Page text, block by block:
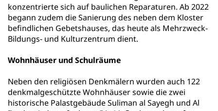
konzentrierte sich auf baulichen Reparaturen. Ab 2022
begann zudem die Sanierung des neben dem Kloster
befindlichen Gebetshauses, das heute als Mehrzweck-
Bildungs- und Kulturzentrum dient.
Wohnhäuser und Schulräume
Neben den religiösen Denkmälern wurden auch 122
denkmalgeschützte Wohnhäuser sowie die zwei
historische Palastgebäude Suliman al Sayegh und Al